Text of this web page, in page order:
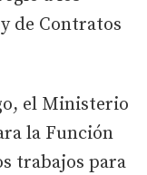
de Contratos
el Ministerio
la Función
trabajos para